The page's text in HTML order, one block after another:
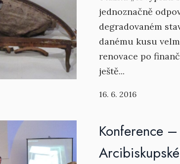
jednoznačně
degradovaném
danému kusu
renovace po
ještě...
16. 6. 2016
Konference